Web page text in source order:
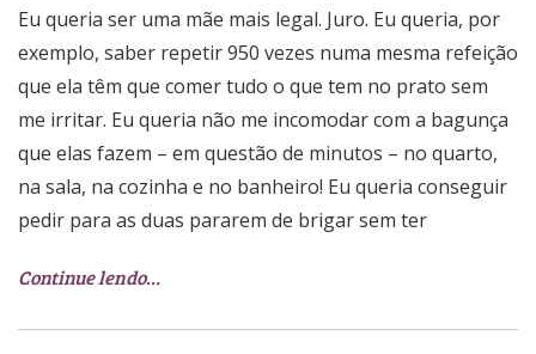
Eu queria ser uma mãe mais legal. Juro. Eu queria, por
exemplo, saber repetir 950 vezes numa mesma refeição
que ela têm que comer tudo o que tem no prato sem
me irritar. Eu queria não me incomodar com a bagunça
que elas fazem – em questão de minutos – no quarto,
na sala, na cozinha e no banheiro! Eu queria conseguir
pedir para as duas pararem de brigar sem ter
Continue lendo…